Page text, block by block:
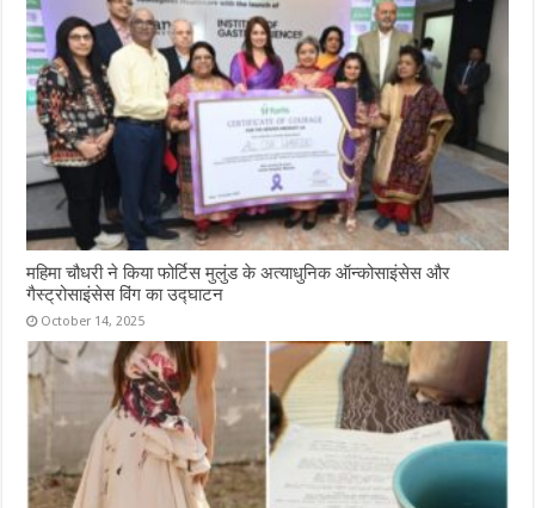
महिमा चौधरी ने किया फोर्टिस मुलुंड के अत्याधुनिक ऑन्कोसाइंसेस और
गैस्ट्रोसाइंसेस विंग का उद्घाटन
October 14, 2025